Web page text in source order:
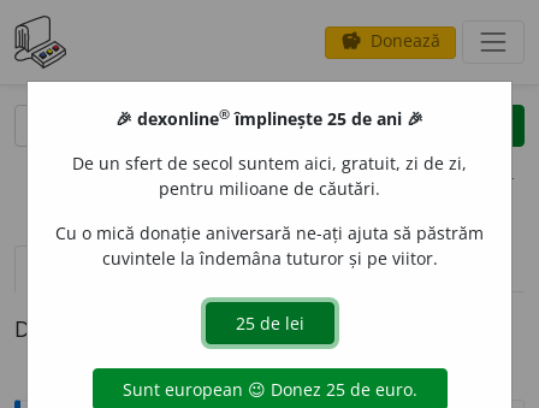
savings Donează
clear
opțiuni
definiții (1)
Definiția cu ID-ul 1340312:
🎉 dexonline® împlinește 25 de ani 🎉
De un sfert de secol suntem aici, gratuit, zi de zi,
pentru milioane de căutări.
Cu o mică donație aniversară ne-ați ajuta să păstrăm
cuvintele la îndemâna tuturor și pe viitor.